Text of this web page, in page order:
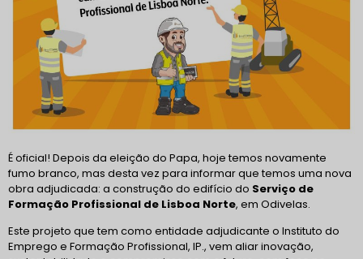
É oficial! Depois da eleição do Papa, hoje temos novamente
fumo branco, mas desta vez para informar que temos uma nova
obra adjudicada: a construção do edifício do Serviço de
Formação Profissional de Lisboa Norte, em Odivelas.
Este projeto que tem como entidade adjudicante o Instituto do
Emprego e Formação Profissional, IP., vem aliar inovação,